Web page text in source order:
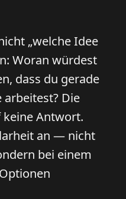
„welche Idee
Woran würdest
dass du gerade
arbeitest? Die
Antwort.
an — nicht
bei einem